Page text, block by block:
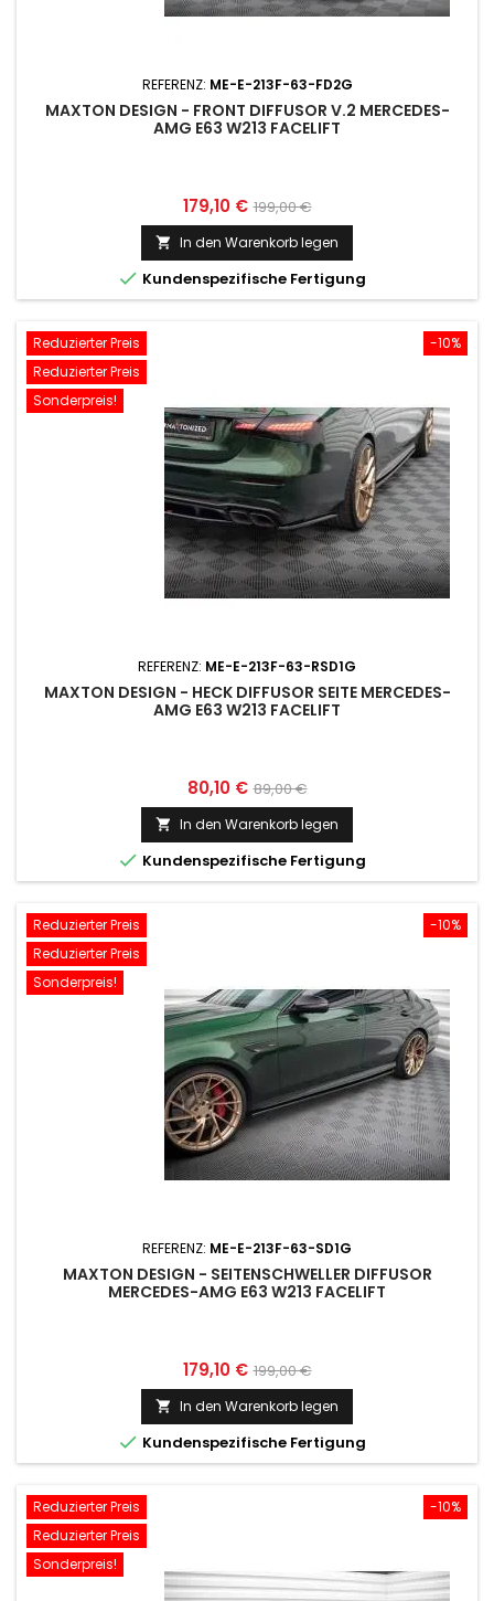
REFERENZ: ME-E-213F-63-FD2G
MAXTON DESIGN - FRONT DIFFUSOR V.2 MERCEDES-
AMG E63 W213 FACELIFT
Preis
179,10 € Normaler
Preis
199,00 €
 In den Warenkorb legen
 Kundenspezifische Fertigung
-10%
Reduzierter Preis
Reduzierter Preis
Sonderpreis!
REFERENZ: ME-E-213F-63-RSD1G
MAXTON DESIGN - HECK DIFFUSOR SEITE MERCEDES-
AMG E63 W213 FACELIFT
Preis
80,10 € Normaler
Preis
89,00 €
 In den Warenkorb legen
 Kundenspezifische Fertigung
-10%
Reduzierter Preis
Reduzierter Preis
Sonderpreis!
REFERENZ: ME-E-213F-63-SD1G
MAXTON DESIGN - SEITENSCHWELLER DIFFUSOR
MERCEDES-AMG E63 W213 FACELIFT
Preis
179,10 € Normaler
Preis
199,00 €
 In den Warenkorb legen
 Kundenspezifische Fertigung
-10%
Reduzierter Preis
Reduzierter Preis
Sonderpreis!